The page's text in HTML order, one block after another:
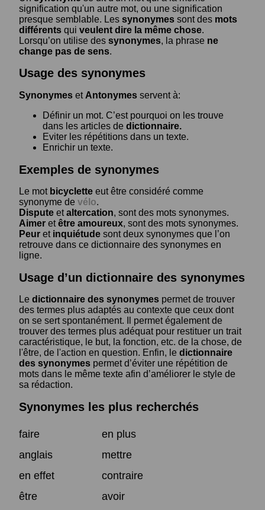
signification qu'un autre mot, ou une signification
presque semblable. Les synonymes sont des mots
différents qui veulent dire la même chose.
Lorsqu’on utilise des synonymes, la phrase ne
change pas de sens.
Usage des synonymes
Synonymes et Antonymes servent à:
Définir un mot. C’est pourquoi on les trouve
dans les articles de dictionnaire.
Eviter les répétitions dans un texte.
Enrichir un texte.
Exemples de synonymes
Le mot bicyclette eut être considéré comme
synonyme de vélo.
Dispute etaltercation, sont des mots synonymes.
Aimer etêtre amoureux, sont des mots synonymes.
Peur et inquiétude sont deux synonymes que l’on
retrouve dans ce dictionnaire des synonymes en
ligne.
Usage d’un dictionnaire des synonymes
Le dictionnaire des synonymes permet de trouver
des termes plus adaptés au contexte que ceux dont
on se sert spontanément. Il permet également de
trouver des termes plus adéquat pour restituer un trait
caractéristique, le but, la fonction, etc. de la chose, de
l'être, de l'action en question. Enfin, le dictionnaire
des synonymes permet d’éviter une répétition de
mots dans le même texte afin d’améliorer le style de
sa rédaction.
Synonymes les plus recherchés
faire
en plus
anglais
mettre
en effet
contraire
être
avoir